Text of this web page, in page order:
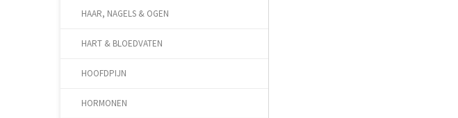
HAAR, NAGELS & OGEN
HART & BLOEDVATEN
HOOFDPIJN
HORMONEN